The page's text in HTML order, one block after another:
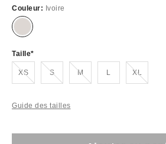
Couleur: Ivoire
Taille
XS
En rupture de stock ! S
En rupture de stock ! M
En rupture de stock ! L XL
En rupture de stock !
Guide des tailles